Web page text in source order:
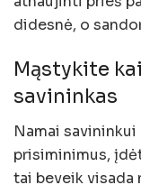
didesnė, o
Mąstykite
savininkas
Namai
prisiminimus,
tai beveik visada